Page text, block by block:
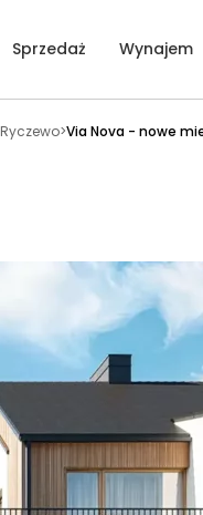
Sprzedaż Wynajem
Ryczewo>Via Nova - nowe